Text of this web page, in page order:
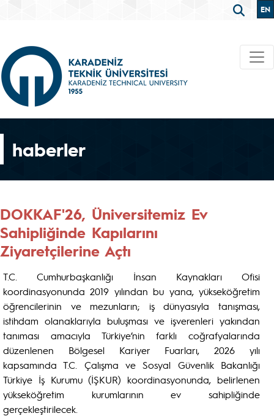
EN
haberler
DOKKAF'26, Üniversitemiz Ev
Sahipliğinde Kapılarını
Ziyaretçilerine Açtı
T.C. Cumhurbaşkanlığı İnsan Kaynakları Ofisi
koordinasyonunda 2019 yılından bu yana, yükseköğretim
öğrencilerinin ve mezunların; iş dünyasıyla tanışması,
istihdam olanaklarıyla buluşması ve işverenleri yakından
tanıması amacıyla Türkiye’nin farklı coğrafyalarında
düzenlenen Bölgesel Kariyer Fuarları, 2026 yılı
kapsamında T.C. Çalışma ve Sosyal Güvenlik Bakanlığı
Türkiye İş Kurumu (İŞKUR) koordinasyonunda, belirlenen
yükseköğretim kurumlarının ev sahipliğinde
gerçekleştirilecek.